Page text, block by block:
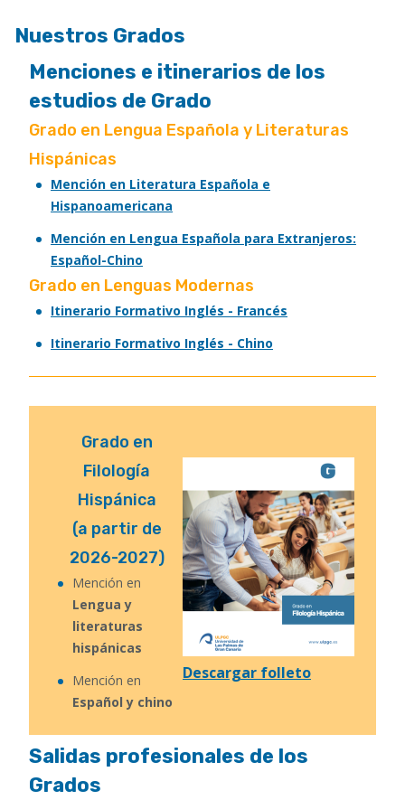
Nuestros Grados
Menciones e itinerarios de los
estudios de Grado
Grado en Lengua Española y Literaturas
Hispánicas
Mención en Literatura Española e
Hispanoamericana
Mención en Lengua Española para Extranjeros:
Español-Chino
Grado en Lenguas Modernas
Itinerario Formativo Inglés - Francés
Itinerario Formativo Inglés - Chino
Grado en
Filología
Hispánica
(a partir de
2026-2027)
Mención en
Lengua y
literaturas
hispánicas
Mención en
Español y chino
Descargar folleto
Salidas profesionales de los
Grados